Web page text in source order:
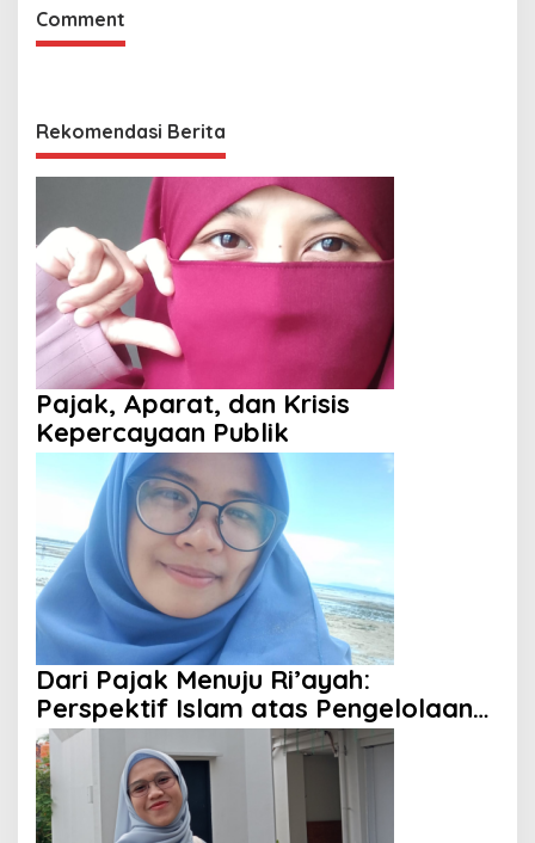
Comment
Rekomendasi Berita
Pajak, Aparat, dan Krisis
Kepercayaan Publik
Dari Pajak Menuju Ri’ayah:
Perspektif Islam atas Pengelolaan
Keuangan Negara